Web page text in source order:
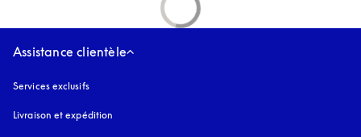
Assistance clientèle
Services exclusifs
Livraison et expédition